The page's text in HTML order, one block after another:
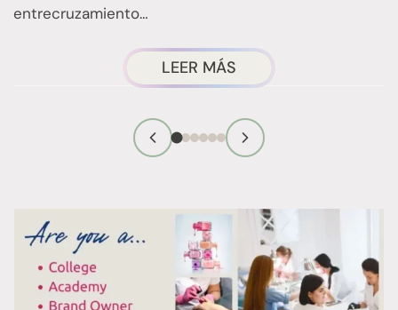
entrecruzamiento…
LEER MÁS ACERCA
DE
LA
TÉCNICA
ESMALTE
CON
ENVOLTURAS